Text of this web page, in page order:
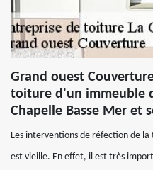
Grand ouest
toiture d'un immeuble
Chapelle Basse Mer et
Les interventions de réfection de
est vieille. En effet, il est très